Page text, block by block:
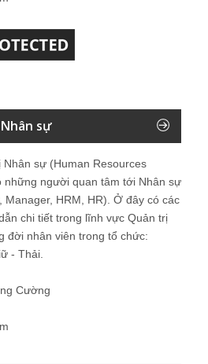
sự
Nhân sự (Human Resources
những người quan tâm tới Nhân sự
HRM, HR). Ở đây có các
chi tiết trong lĩnh vực Quản trị
đời nhân viên trong tổ chức:
- Thải.
Cường